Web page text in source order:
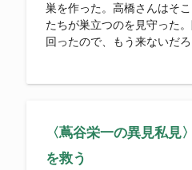
巣を作った。高橋さんはそ
たちが巣立つのを見守った
回ったので、もう来ないだ
〈蔦谷栄一の異見私見
を救う